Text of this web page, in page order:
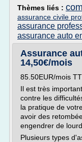
Thèmes liés :
assurance civile
assurance
assurance auto
Assurance
14,50€/mois
85.50EUR/mois
Il est très
contre les
la pratique de
avoir des
engendrer de
Plusieurs types